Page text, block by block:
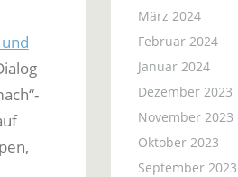
März 2024
Februar 2024
Januar 2024
Dezember 2023
November 2023
Oktober 2023
September 2023